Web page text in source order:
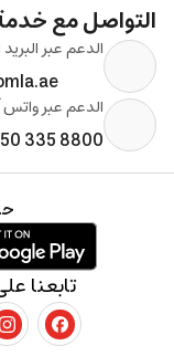
التواصل مع
الدعم عبر البريد
الدعم عبر
335 8800
تابعنا